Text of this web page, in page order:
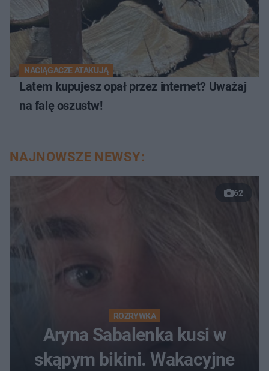
NACIĄGACZE ATAKUJĄ
Latem kupujesz opał przez internet? Uważaj
na falę oszustw!
NAJNOWSZE NEWSY:
62
ROZRYWKA
Aryna Sabalenka kusi w
skąpym bikini. Wakacyjne